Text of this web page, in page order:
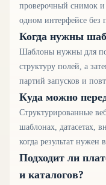
проверочный снимок и
одном интерфейсе без
Когда нужны
Шаблоны нужны для
структуру полей, а
партий запусков и
Куда можно
Структурированные
шаблонах, датасетах,
когда результат
Подходит ли
и каталогов?